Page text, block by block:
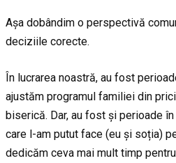
Așa dobândim o perspectivă
deciziile corecte.
În lucrarea noastră, au fost
ajustăm programul familiei din
biserică. Dar, au fost și perioade
care l-am putut face (eu și soția)
dedicăm ceva mai mult timp